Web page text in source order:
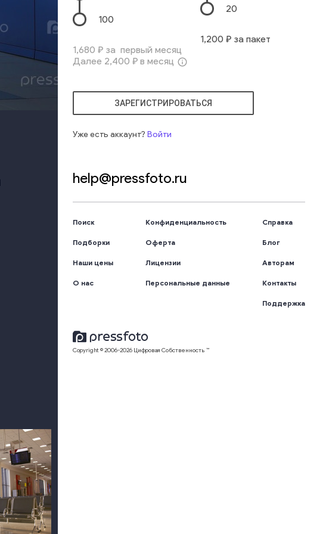
100
1,680 ₽ за первый месяц
Далее 2,400 ₽ в месяц info_outline
20
1,200 ₽ за пакет
ЗАРЕГИСТРИРОВАТЬСЯ
Уже есть аккаунт? Войти
help@pressfoto.ru
Поиск
Подборки
Наши цены
О нас
Конфиденциальность
Оферта
Лицензии
Персональные данные
Справка
Блог
Авторам
Контакты
Поддержка
Copyright © 2006-2026 Цифровая Собственность ™